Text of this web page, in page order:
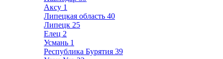
Аксу 1
Липецкая область 40
Липецк 25
Елец 2
Усмань 1
Республика Бурятия 39